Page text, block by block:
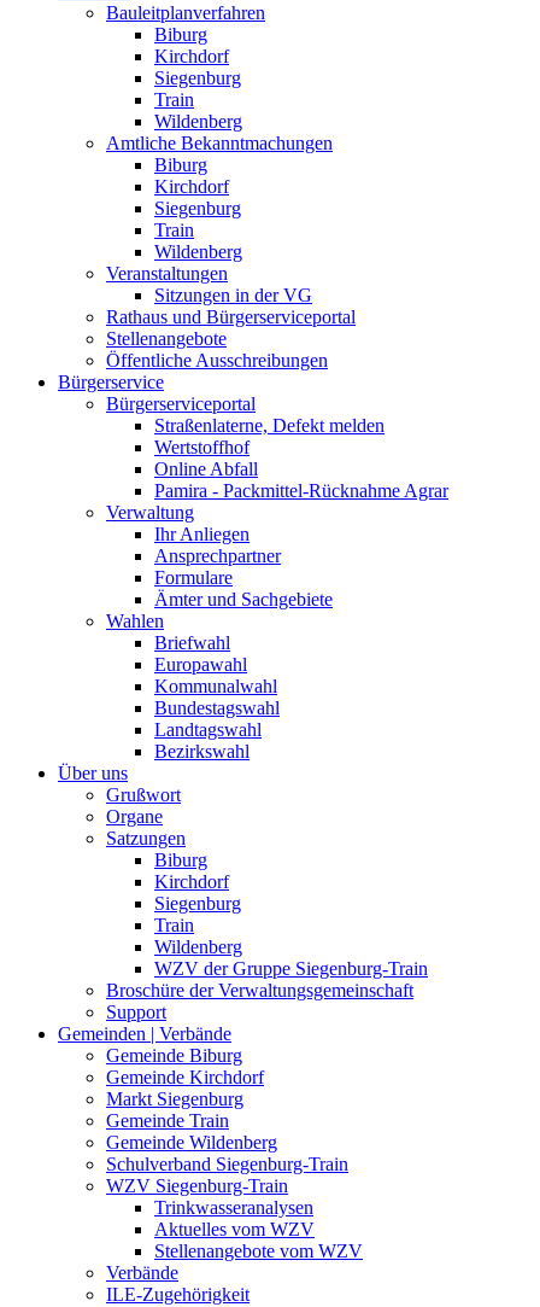
Bauleitplanverfahren
Biburg
Kirchdorf
Siegenburg
Train
Wildenberg
Amtliche Bekanntmachungen
Biburg
Kirchdorf
Siegenburg
Train
Wildenberg
Veranstaltungen
Sitzungen in der VG
Rathaus und Bürgerserviceportal
Stellenangebote
Öffentliche Ausschreibungen
Bürgerservice
Bürgerserviceportal
Straßenlaterne, Defekt melden
Wertstoffhof
Online Abfall
Pamira - Packmittel-Rücknahme Agrar
Verwaltung
Ihr Anliegen
Ansprechpartner
Formulare
Ämter und Sachgebiete
Wahlen
Briefwahl
Europawahl
Kommunalwahl
Bundestagswahl
Landtagswahl
Bezirkswahl
Über uns
Grußwort
Organe
Satzungen
Biburg
Kirchdorf
Siegenburg
Train
Wildenberg
WZV der Gruppe Siegenburg-Train
Broschüre der Verwaltungsgemeinschaft
Support
Gemeinden | Verbände
Gemeinde Biburg
Gemeinde Kirchdorf
Markt Siegenburg
Gemeinde Train
Gemeinde Wildenberg
Schulverband Siegenburg-Train
WZV Siegenburg-Train
Trinkwasseranalysen
Aktuelles vom WZV
Stellenangebote vom WZV
Verbände
ILE-Zugehörigkeit